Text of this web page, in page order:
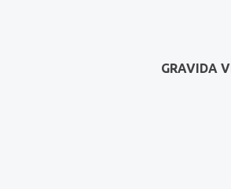
GRAVIDA